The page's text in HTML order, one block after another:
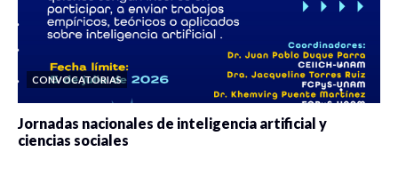
CONVOCATORIAS
Jornadas nacionales de inteligencia artificial y
ciencias sociales